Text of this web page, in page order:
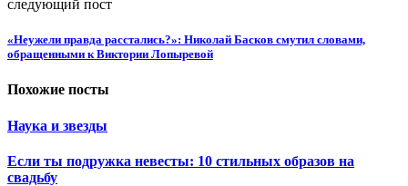
«Неужели правда расстались?»: Николай Басков смутил словами,
обращенными к Виктории Лопыревой
Похожие посты
Наука и звезды
Если ты подружка невесты: 10 стильных образов на
свадьбу